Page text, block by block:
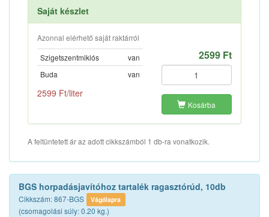
Saját készlet
Azonnal elérhető saját raktárról
Szigetszentmiklós
van
Buda
van
2599 Ft/liter
2599 Ft
Kosárba
A feltüntetett ár az adott cikkszámból 1 db-ra vonatkozik.
BGS horpadásjavítóhoz tartalék ragasztórúd, 10db
Cikkszám: 867-BGS Vágólapra
(csomagolási súly: 0.20 kg.)